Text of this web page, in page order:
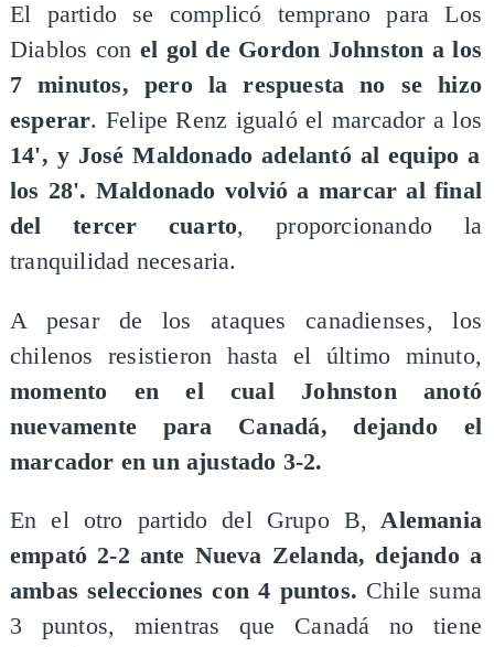
El partido se complicó temprano para Los
Diablos con el gol de Gordon Johnston a los
7 minutos, pero la respuesta no se hizo
esperar. Felipe Renz igualó el marcador a los
14', y José Maldonado adelantó al equipo a
los 28'. Maldonado volvió a marcar al final
del tercer cuarto, proporcionando la
tranquilidad necesaria.
A pesar de los ataques canadienses, los
chilenos resistieron hasta el último minuto,
momento en el cual Johnston anotó
nuevamente para Canadá, dejando el
marcador en un ajustado 3-2.
En el otro partido del Grupo B, Alemania
empató 2-2 ante Nueva Zelanda, dejando a
ambas selecciones con 4 puntos. Chile suma
3 puntos, mientras que Canadá no tiene